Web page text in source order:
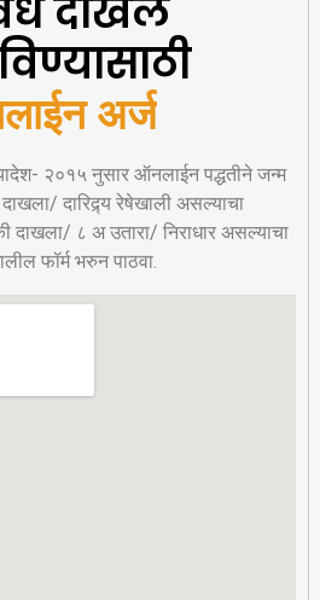
दाखले
अर्ज
२०१५ नुसार ऑनलाईन पद्धतीने जन्म
दारिद्र्य रेषेखाली असल्याचा
दाखला/ ८ अ उतारा/ निराधार असल्याचा
फॉर्म भरुन पाठवा.